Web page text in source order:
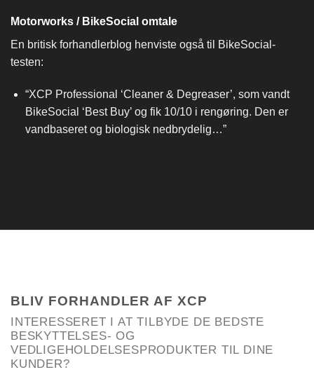
Motorworks / BikeSocial omtale
En britisk forhandlerblog henviste også til BikeSocial-
testen:
“XCP Professional ‘Cleaner & Degreaser’, som vandt
BikeSocial ‘Best Buy’ og fik 10/10 i rengøring. Den er
vandbaseret og biologisk nedbrydelig…”
BLIV FORHANDLER AF XCP
INTERESSERET I AT TILBYDE DE BEDSTE
BESKYTTELSES- OG
VEDLIGEHOLDELSESPRODUKTER TIL DINE
KUNDER?